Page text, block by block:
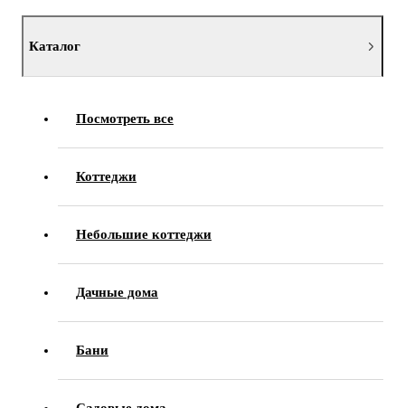
Каталог
Посмотреть все
Коттеджи
Небольшие коттеджи
Дачные дома
Бани